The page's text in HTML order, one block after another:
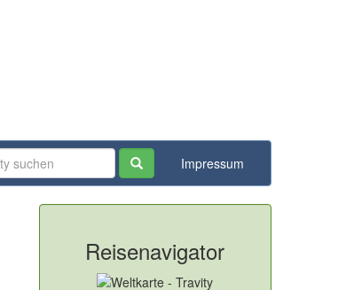
Impressum
Reisenavigator